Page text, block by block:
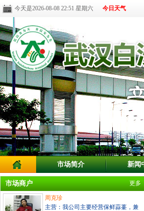
今天是2026-08-08 22:51 星期六 今日天气
市场简介 新闻
市场商户 更多
周克珍
主营：我公司主要经营保鲜蒜薹，兼